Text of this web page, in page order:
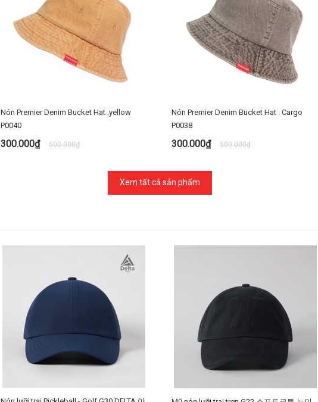
Nón Premier Denim Bucket Hat .yellow
P0040
300.000₫ 500.000₫
Nón Premier Denim Bucket Hat . Cargo
P0038
300.000₫ 500.000₫
Xem tất cả sản phẩm